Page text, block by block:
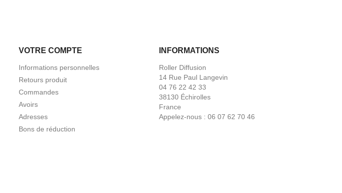
VOTRE COMPTE
Informations personnelles
Retours produit
Commandes
Avoirs
Adresses
Bons de réduction
INFORMATIONS
Roller Diffusion
14 Rue Paul Langevin
04 76 22 42 33
38130 Échirolles
France
Appelez-nous : 06 07 62 70 46